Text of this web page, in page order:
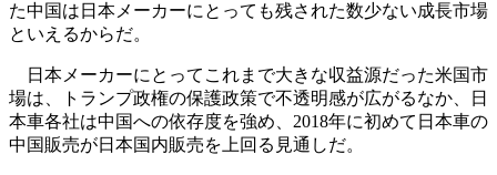
た中国は日本メーカーにとっても残された数少ない成長市場
といえるからだ。
日本メーカーにとってこれまで大きな収益源だった米国市
場は、トランプ政権の保護政策で不透明感が広がるなか、日
本車各社は中国への依存度を強め、2018年に初めて日本車の
中国販売が日本国内販売を上回る見通しだ。